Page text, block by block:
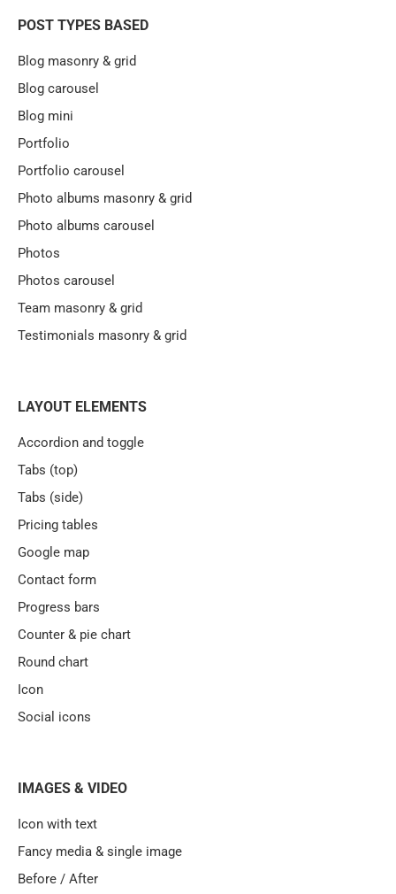
POST TYPES BASED
Blog masonry & grid
Blog carousel
Blog mini
Portfolio
Portfolio carousel
Photo albums masonry & grid
Photo albums carousel
Photos
Photos carousel
Team masonry & grid
Testimonials masonry & grid
LAYOUT ELEMENTS
Accordion and toggle
Tabs (top)
Tabs (side)
Pricing tables
Google map
Contact form
Progress bars
Counter & pie chart
Round chart
Icon
Social icons
IMAGES & VIDEO
Icon with text
Fancy media & single image
Before / After